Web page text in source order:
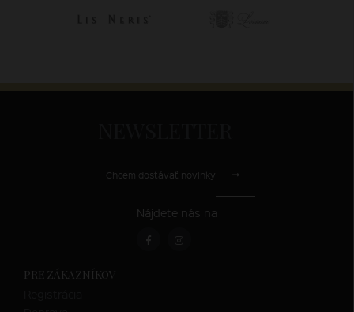
Chcem dostávať novinky
Nájdete nás na
PRE ZÁKAZNÍKOV